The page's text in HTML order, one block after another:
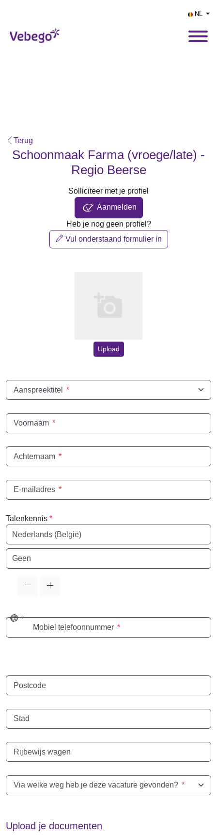
NL
Terug
Schoonmaak Farma (vroege/late) -
Regio Beerse
Solliciteer met je profiel
Aanmelden
Heb je nog geen profiel?
Vul onderstaand formulier in
Upload
Aanspreektitel *
Voornaam *
Achternaam *
E-mailadres *
Talenkennis *
Taal
Taal
No
countryMobiel telefoonnummer *
Postcode
Stad
Rijbewijs wagen
Via welke weg heb je deze vacature gevonden? *
Upload je documenten